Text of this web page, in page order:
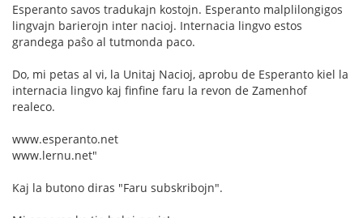
Esperanto savos tradukajn kostojn. Esperanto malplilongigos
lingvajn barierojn inter nacioj. Internacia lingvo estos
grandega paŝo al tutmonda paco.
Do, mi petas al vi, la Unitaj Nacioj, aprobu de Esperanto kiel la
internacia lingvo kaj finfine faru la revon de Zamenhof
realeco.
www.esperanto.net
www.lernu.net"
Kaj la butono diras "Faru subskribojn".